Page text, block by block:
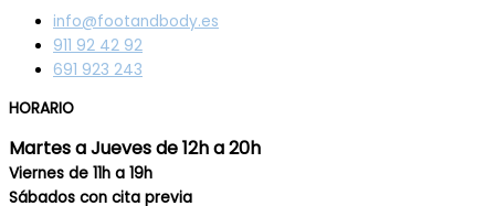
info@footandbody.es
911 92 42 92
691 923 243
HORARIO
Martes a Jueves de 12h a 20h
Viernes de 11h a 19h
Sábados con cita previa